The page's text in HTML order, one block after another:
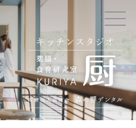
キッチンスタジオ